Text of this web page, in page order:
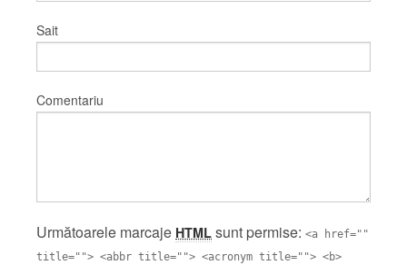
Sait
Comentariu
Următoarele marcaje HTML sunt permise: <a href=""
title=""> <abbr title=""> <acronym title=""> <b>